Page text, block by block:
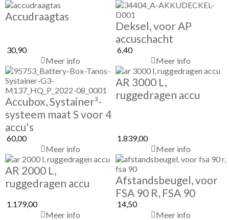
Accudraagtas
30,90
Meer info
Deksel, voor AP
accuschacht
6,40
Meer info
Accubox, Systainer³-
systeem maat S voor 4
accu's
60,00
Meer info
AR 3000 L,
ruggedragen accu
1.839,00
Meer info
AR 2000 L,
ruggedragen accu
1.179,00
Meer info
Afstandsbeugel, voor
FSA 90 R, FSA 90
14,50
Meer info